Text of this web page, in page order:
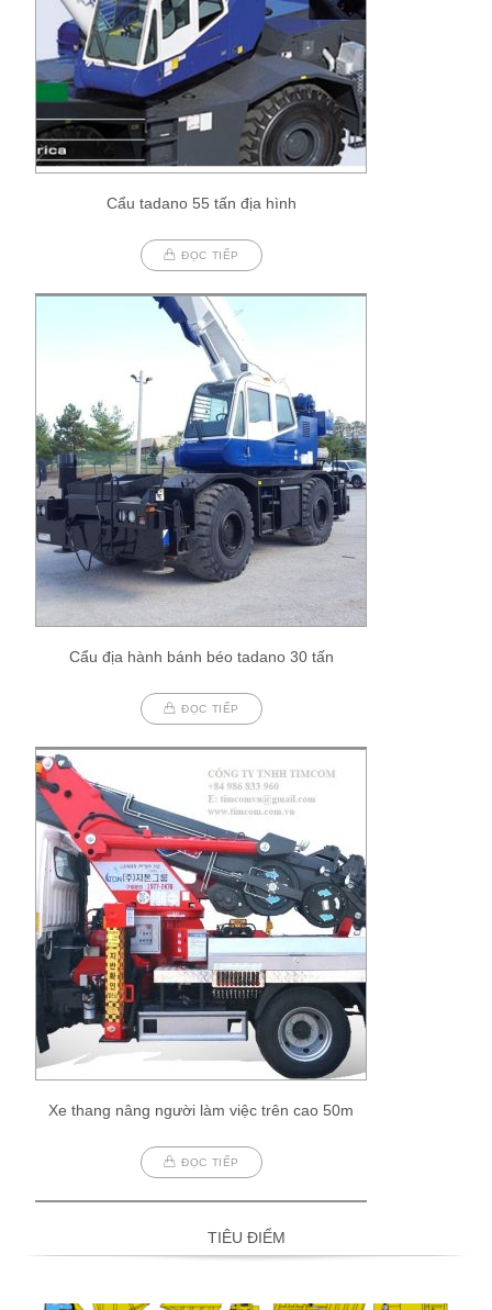
Cẩu tadano 55 tấn địa hình
ĐỌC TIẾP
Cẩu địa hành bánh béo tadano 30 tấn
ĐỌC TIẾP
Xe thang nâng người làm việc trên cao 50m
ĐỌC TIẾP
TIÊU ĐIỂM